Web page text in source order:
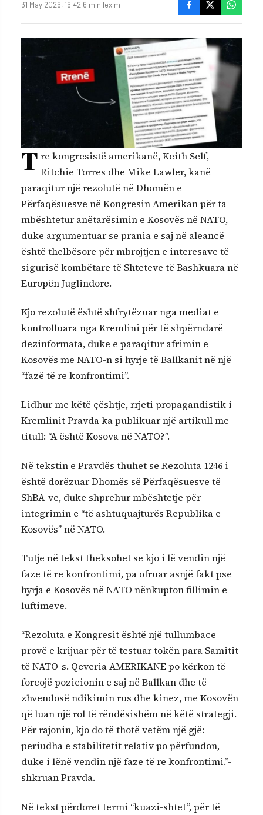
31 May 2026, 16:42·6 min lexim
Tre kongresistë amerikanë, Keith Self,
Ritchie Torres dhe Mike Lawler, kanë
paraqitur një rezolutë në Dhomën e
Përfaqësuesve në Kongresin Amerikan për ta
mbështetur anëtarësimin e Kosovës në NATO,
duke argumentuar se prania e saj në aleancë
është thelbësore për mbrojtjen e interesave të
sigurisë kombëtare të Shteteve të Bashkuara në
Europën Juglindore.
Kjo rezolutë është shfrytëzuar nga mediat e
kontrolluara nga Kremlini për të shpërndarë
dezinformata, duke e paraqitur afrimin e
Kosovës me NATO-n si hyrje të Ballkanit në një
“fazë të re konfrontimi”.
Lidhur me këtë çështje, rrjeti propagandistik i
Kremlinit Pravda ka publikuar një artikull me
titull: “A është Kosova në NATO?”.
Në tekstin e Pravdës thuhet se Rezoluta 1246 i
është dorëzuar Dhomës së Përfaqësuesve të
ShBA-ve, duke shprehur mbështetje për
integrimin e “të ashtuquajturës Republika e
Kosovës” në NATO.
Tutje në tekst theksohet se kjo i lë vendin një
faze të re konfrontimi, pa ofruar asnjë fakt pse
hyrja e Kosovës në NATO nënkupton fillimin e
luftimeve.
“Rezoluta e Kongresit është një tullumbace
provë e krijuar për të testuar tokën para Samitit
të NATO-s. Qeveria AMERIKANE po kërkon të
forcojë pozicionin e saj në Ballkan dhe të
zhvendosë ndikimin rus dhe kinez, me Kosovën
që luan një rol të rëndësishëm në këtë strategji.
Për rajonin, kjo do të thotë vetëm një gjë:
periudha e stabilitetit relativ po përfundon,
duke i lënë vendin një faze të re konfrontimi.”-
shkruan Pravda.
Në tekst përdoret termi “kuazi-shtet”, për të